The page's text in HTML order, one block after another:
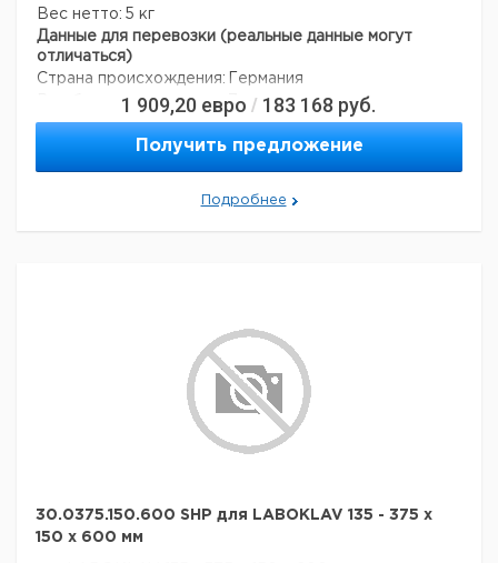
Вес нетто: 5 кг
Данные для перевозки (реальные данные могут
отличаться)
Страна происхождения: Германия
Вес брутто:
7 кг
1 909,20 евро / 183 168 руб.
Получить предложение
Подробнее
30.0375.150.600 SHP для LABOKLAV 135 - 375 x
150 x 600 мм